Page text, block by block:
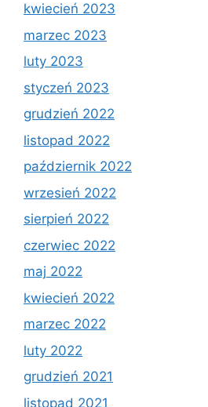
kwiecień 2023
marzec 2023
luty 2023
styczeń 2023
grudzień 2022
listopad 2022
październik 2022
wrzesień 2022
sierpień 2022
czerwiec 2022
maj 2022
kwiecień 2022
marzec 2022
luty 2022
grudzień 2021
listopad 2021